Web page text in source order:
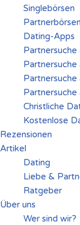
Singlebörsen
Partnerbörsen
Dating-Apps
Partnersuche
Partnersuche
Partnersuche
Partnersuche
Christliche
Kostenlose
Rezensionen
Artikel
Dating
Liebe &
Ratgeber
Über uns
Wer sind wir?